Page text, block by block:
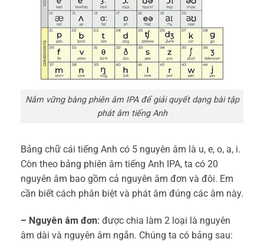
Nắm vững bàng phiên âm IPA để giải quyết dạng bài tập
phát âm tiếng Anh
Bảng chữ cái tiếng Anh có 5 nguyên âm là u, e, o, a, i.
Còn theo bảng phiên âm tiếng Anh IPA, ta có 20
nguyên âm bao gồm cả nguyên âm đơn và đôi. Em
cần biết cách phân biệt và phát âm đúng các âm này.
– Nguyên âm đơn: được chia làm 2 loại là nguyên
âm dài và nguyên âm ngắn. Chúng ta có bảng sau: